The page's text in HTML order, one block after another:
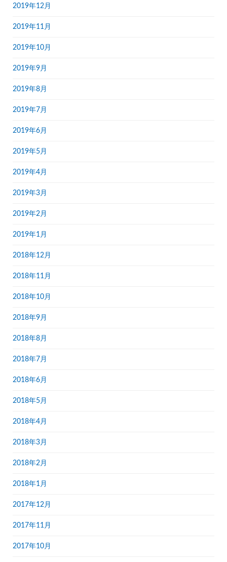
2019年12月
2019年11月
2019年10月
2019年9月
2019年8月
2019年7月
2019年6月
2019年5月
2019年4月
2019年3月
2019年2月
2019年1月
2018年12月
2018年11月
2018年10月
2018年9月
2018年8月
2018年7月
2018年6月
2018年5月
2018年4月
2018年3月
2018年2月
2018年1月
2017年12月
2017年11月
2017年10月